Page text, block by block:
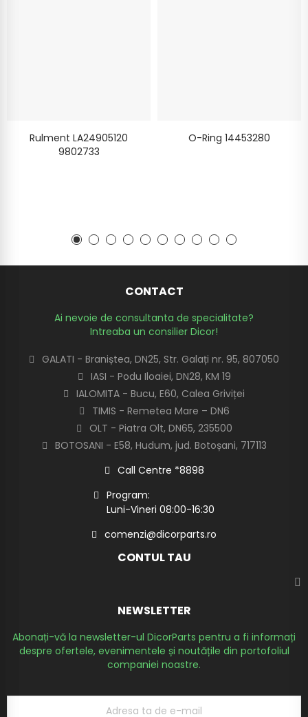
Rulment LA24905120
9802733
O-Ring 14453280
CONTACT
Ai nevoie de consultanta de specialitate?
Intreaba un consilier Dicor!
GALATI - Braniștea, DN25, Str. Galați nr. 95, 807050
IASI - Podu Iloaiei, DN28, KM 19
IALOMITA - Bucu, E60, Calea Griviței
TIMIS - Remetea Mare – DN6
OLT - Piatra Olt, DN65, 235500
BOTOSANI - E58, Hudum, jud. Botoșani, 717113
Call Centre *8898
Program:
Luni-Vineri 08:00-16:30
comenzi@dicorparts.ro
CONTUL TAU
NEWSLETTER
Abonați-vă la newsletter-ul DicorParts pentru a fi informați
despre ofertele, evenimentele și noutățile din portofoliul
companiei noastre.